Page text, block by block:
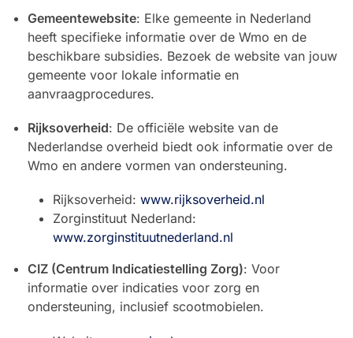
Gemeentewebsite: Elke gemeente in Nederland
heeft specifieke informatie over de Wmo en de
beschikbare subsidies. Bezoek de website van jouw
gemeente voor lokale informatie en
aanvraagprocedures.
Rijksoverheid: De officiële website van de
Nederlandse overheid biedt ook informatie over de
Wmo en andere vormen van ondersteuning.
Rijksoverheid: www.rijksoverheid.nl
Zorginstituut Nederland:
www.zorginstituutnederland.nl
CIZ (Centrum Indicatiestelling Zorg): Voor
informatie over indicaties voor zorg en
ondersteuning, inclusief scootmobielen.